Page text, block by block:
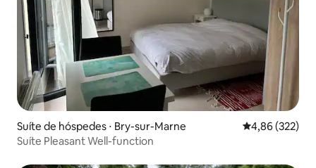
Suíte de hóspedes ⋅ Bry-sur-Marne 4,86 de uma
4,86 (322)
Suíte Pleasant Well-function